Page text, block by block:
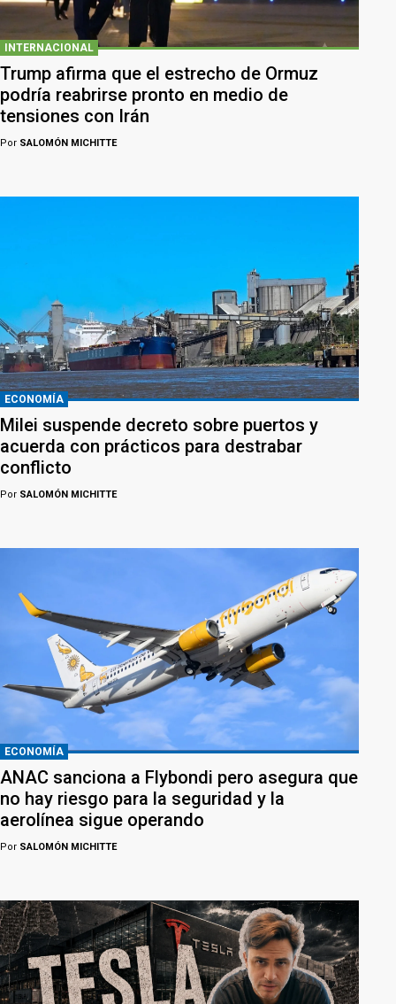
INTERNACIONAL
Trump afirma que el estrecho de Ormuz
podría reabrirse pronto en medio de
tensiones con Irán
Por SALOMÓN MICHITTE
ECONOMÍA
Milei suspende decreto sobre puertos y
acuerda con prácticos para destrabar
conflicto
Por SALOMÓN MICHITTE
ECONOMÍA
ANAC sanciona a Flybondi pero asegura que
no hay riesgo para la seguridad y la
aerolínea sigue operando
Por SALOMÓN MICHITTE